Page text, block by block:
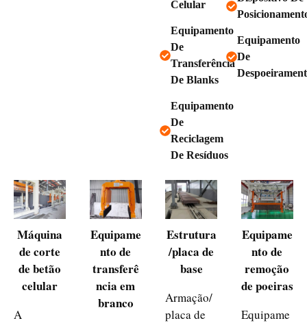
Celular
Equipamento
De
Transferência
De Blanks
Equipamento
De
Reciclagem
De Resíduos
Equipamento
De
Máquina
de corte
de betão
celular
A
Equipame
nto de
transferê
ncia em
branco
Estrutura
/placa de
base
Armação/
placa de
Equipame
nto de
remoção
de poeiras
Equipame